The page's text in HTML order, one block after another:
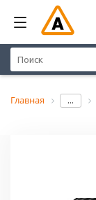
Главная ...